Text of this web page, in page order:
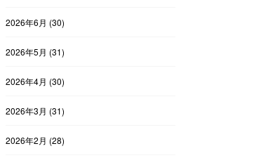
2026年6月 (30)
2026年5月 (31)
2026年4月 (30)
2026年3月 (31)
2026年2月 (28)